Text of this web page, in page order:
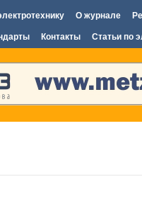
О журнале
Контакты Статьи по